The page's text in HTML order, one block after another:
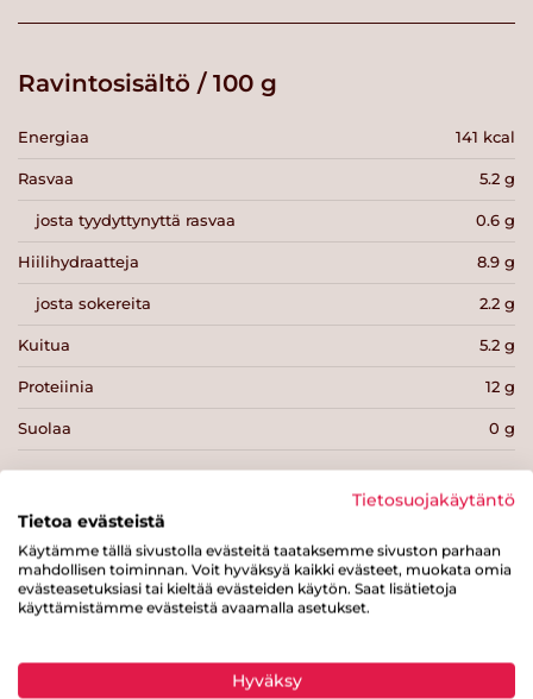
Ravintosisältö / 100 g
Energiaa 141 kcal
Rasvaa 5.2 g
josta tyydyttynyttä rasvaa 0.6 g
Hiilihydraatteja 8.9 g
josta sokereita 2.2 g
Kuitua 5.2 g
Proteiinia 12 g
Suolaa 0 g
Tulosta sivu Jaa tuote
Tietosuojakäytäntö
Tietoa evästeistä
Käytämme tällä sivustolla evästeitä taataksemme sivuston parhaan
mahdollisen toiminnan. Voit hyväksyä kaikki evästeet, muokata omia
evästeasetuksiasi tai kieltää evästeiden käytön. Saat lisätietoja
käyttämistämme evästeistä avaamalla asetukset.
Hyväksy